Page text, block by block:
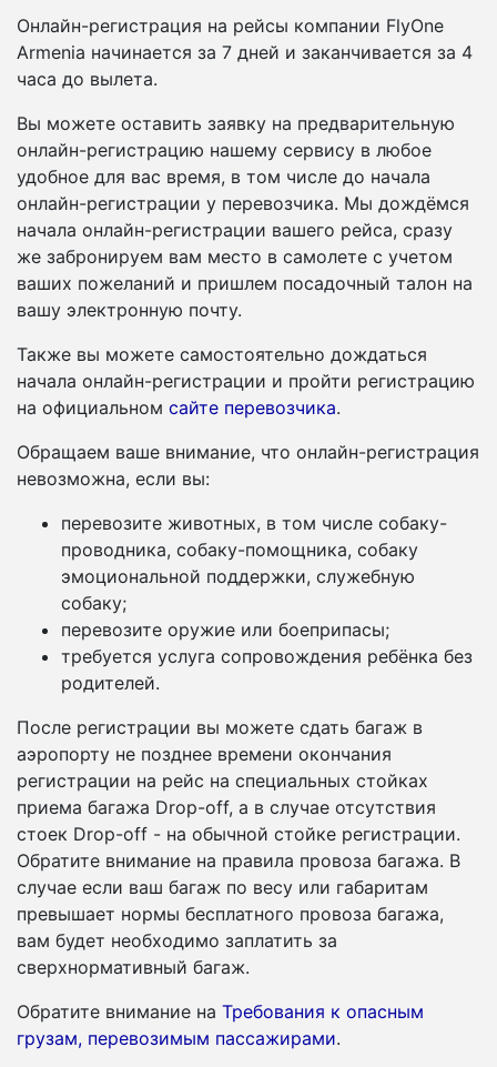
Онлайн-регистрация на рейсы компании FlyOne
Armenia начинается за 7 дней и заканчивается за 4
часа до вылета.
Вы можете оставить заявку на предварительную
онлайн-регистрацию нашему сервису в любое
удобное для вас время, в том числе до начала
онлайн-регистрации у перевозчика. Мы дождёмся
начала онлайн-регистрации вашего рейса, сразу
же забронируем вам место в самолете с учетом
ваших пожеланий и пришлем посадочный талон на
вашу электронную почту.
Также вы можете самостоятельно дождаться
начала онлайн-регистрации и пройти регистрацию
на официальном сайте перевозчика.
Обращаем ваше внимание, что онлайн-регистрация
невозможна, если вы:
перевозите животных, в том числе собаку-
проводника, собаку-помощника, собаку
эмоциональной поддержки, служебную
собаку;
перевозите оружие или боеприпасы;
требуется услуга сопровождения ребёнка без
родителей.
После регистрации вы можете сдать багаж в
аэропорту не позднее времени окончания
регистрации на рейс на специальных стойках
приема багажа Drop-off, а в случае отсутствия
стоек Drop-off - на обычной стойке регистрации.
Обратите внимание на правила провоза багажа. В
случае если ваш багаж по весу или габаритам
превышает нормы бесплатного провоза багажа,
вам будет необходимо заплатить за
сверхнормативный багаж.
Обратите внимание на Требования к опасным
грузам, перевозимым пассажирами.